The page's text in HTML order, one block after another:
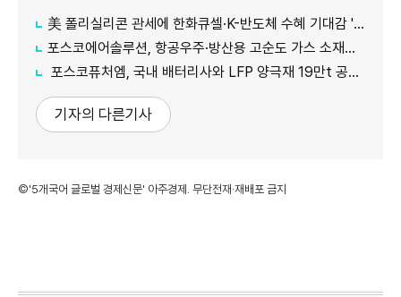
美 폴리실리콘 관세에 한화큐셀·K-반도체 수혜 기대감 '쑥'
포스코에어솔루션, 항공우주·방산용 고순도 가스 소재분야 글로벌 인증 획득
포스코퓨처엠, 국내 배터리사와 LFP 양극재 19만t 공급계약 체결
기자의 다른기사
©'5개국어 글로벌 경제신문' 아주경제. 무단전재·재배포 금지